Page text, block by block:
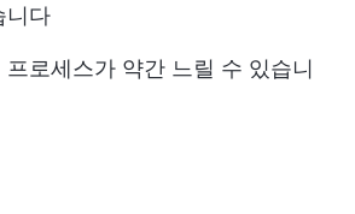
니다
프로세스가 약간 느릴 수 있습니